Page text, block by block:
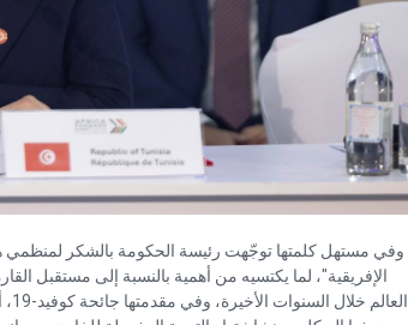
وفي مستهل كلمتها توجّهت رئيسة الحكومة بالشكر لمنظمي
الإفريقية"، لما يكتسيه من أهمية بالنسبة إلى مستقبل